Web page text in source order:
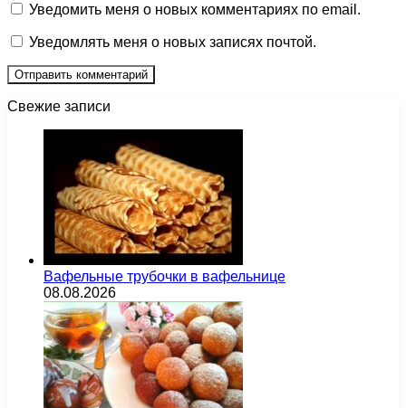
Уведомить меня о новых комментариях по email.
Уведомлять меня о новых записях почтой.
Свежие записи
Вафельные трубочки в вафельнице
08.08.2026